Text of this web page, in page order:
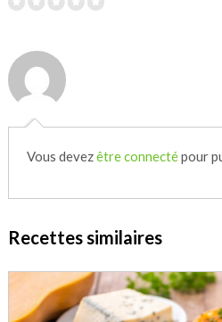
Vous devezêtre connectépour
Recettes similaires